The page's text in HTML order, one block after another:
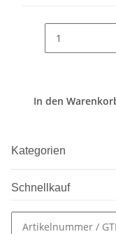
In den
Kategorien
Schnellkauf